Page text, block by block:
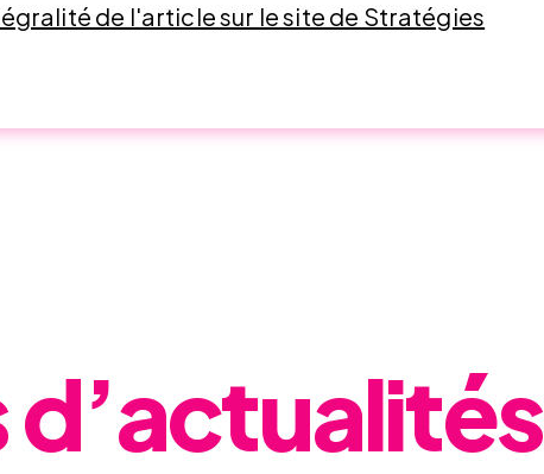
de l'article sur le site de Stratégies
d’actualités